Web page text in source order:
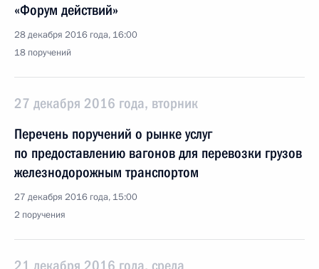
«Форум действий»
28 декабря 2016 года, 16:00
18 поручений
27 декабря 2016 года, вторник
Перечень поручений о рынке услуг
по предоставлению вагонов для перевозки грузов
железнодорожным транспортом
27 декабря 2016 года, 15:00
2 поручения
21 декабря 2016 года, среда